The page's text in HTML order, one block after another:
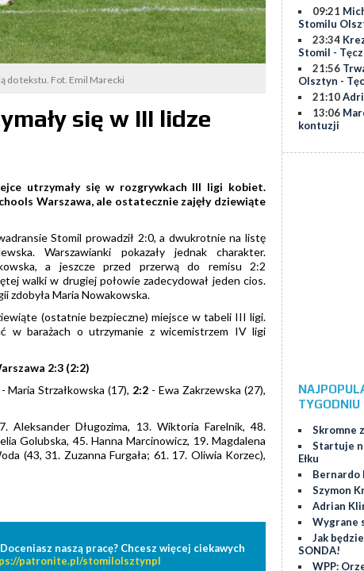
do tekstu. Fot. Emil Marecki
się w III lidze
utrzymały się w rozgrywkach III ligi kobiet.
Warszawa, ale ostatecznie zajęły dziewiąte
Stomil prowadził 2:0, a dwukrotnie na listę
Warszawianki pokazały jednak charakter.
a jeszcze przed przerwą do remisu 2:2
walki w drugiej połowie zadecydował jeden cios.
zdobyła Maria Nowakowska.
(ostatnie bezpieczne) miejsce w tabeli III ligi.
w barażach o utrzymanie z wicemistrzem IV ligi
2:3 (2:2)
Maria Strzałkowska (17), 2:2 - Ewa Zakrzewska (27),
Aleksander Długozima, 13. Wiktoria Farelnik, 48.
Golubska, 45. Hanna Marcinowicz, 19. Magdalena
(43, 31. Zuzanna Furgała; 61. 17. Oliwia Korzec),
naszą pracę? Chcesz więcej ciekawych
patronite.pl/stomilolsztynpl
09:21
Stomilu
23:34
Stomil -
21:56
Olsztyn -
21:10
13:06
kontuzji
TYGODNIU
Skromne
Startuje
Ełku
Bernardo
Szymon
Adrian
Wygrane
Jak
SONDA!
WPP: